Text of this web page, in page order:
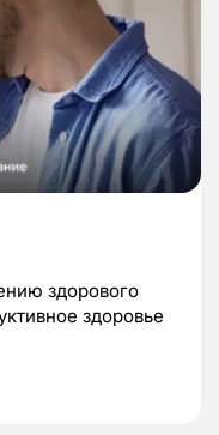
здорового
здоровье